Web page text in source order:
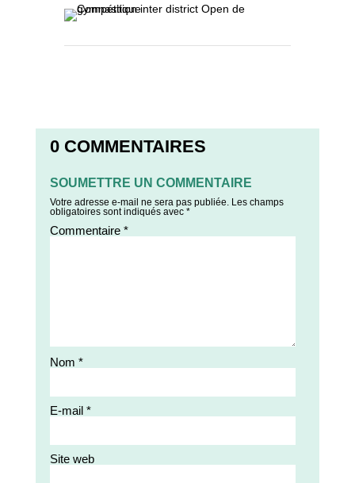
0 COMMENTAIRES
SOUMETTRE UN COMMENTAIRE
Votre adresse e-mail ne sera pas publiée. Les champs
obligatoires sont indiqués avec *
Commentaire *
Nom *
E-mail *
Site web